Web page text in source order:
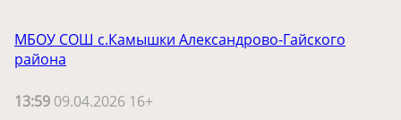
МБОУ СОШ с.Камышки Александрово-Гайского
района
13:59 09.04.2026 16+